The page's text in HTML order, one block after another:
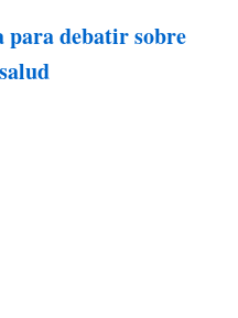
debatir sobre